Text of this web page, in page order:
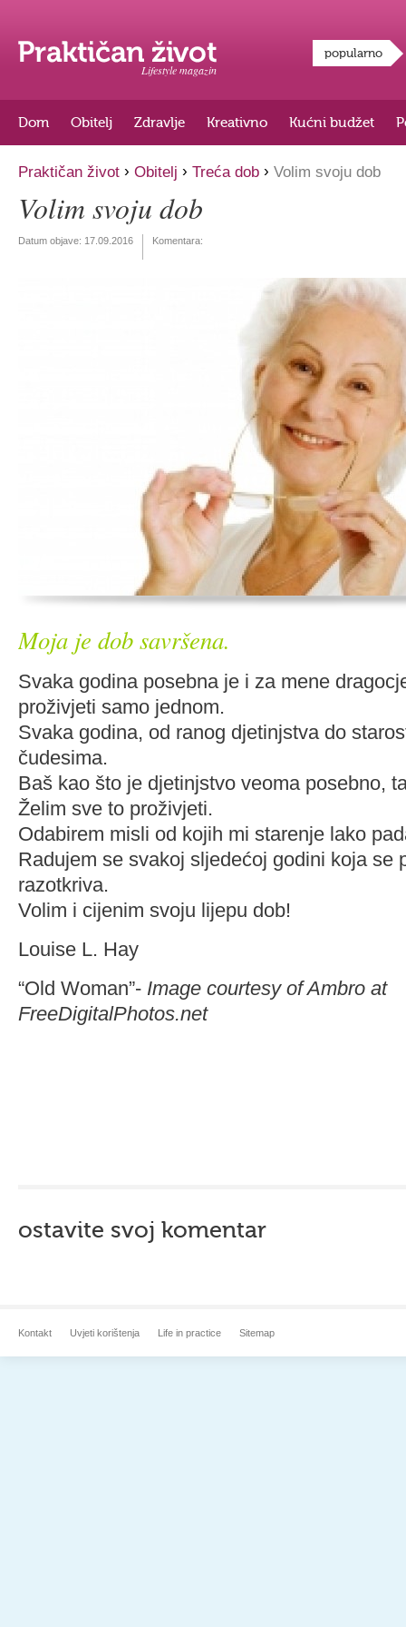
Lifestyle magazin
popularno
Dom Obitelj Zdravlje Kreativno Kućni budžet
Praktičan život › Obitelj › Treća dob › Volim svoju dob
Volim svoju dob
Datum objave: 17.09.2016 Komentara:
Moja je dob savršena.
Svaka godina posebna je i za mene
proživjeti samo jednom.
Svaka godina, od ranog djetinjstva do
čudesima.
Baš kao što je djetinjstvo veoma posebno,
Želim sve to proživjeti.
Odabirem misli od kojih mi starenje lako
Radujem se svakoj sljedećoj godini koja se
razotkriva.
Volim i cijenim svoju lijepu dob!
Louise L. Hay
“Old Woman”- Image courtesy of Ambro at
FreeDigitalPhotos.net
ostavite svoj komentar
Kontakt Uvjeti korištenja Life in practice Sitemap